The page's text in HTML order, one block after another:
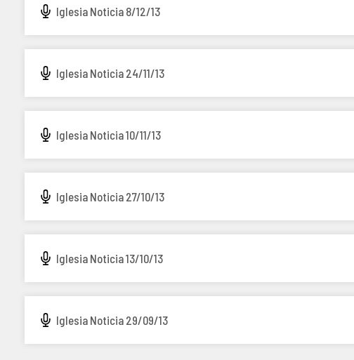
Iglesia Noticia 8/12/13
Iglesia Noticia 24/11/13
Iglesia Noticia 10/11/13
Iglesia Noticia 27/10/13
Iglesia Noticia 13/10/13
Iglesia Noticia 29/09/13